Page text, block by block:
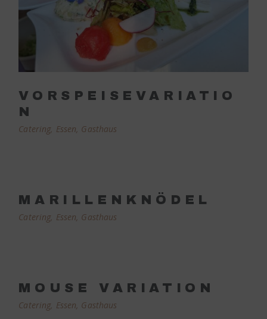
VORSPEISEVARIATIO
N
Catering Essen Gasthaus
MARILLENKNÖDEL
Catering Essen Gasthaus
MOUSE VARIATION
Catering Essen Gasthaus